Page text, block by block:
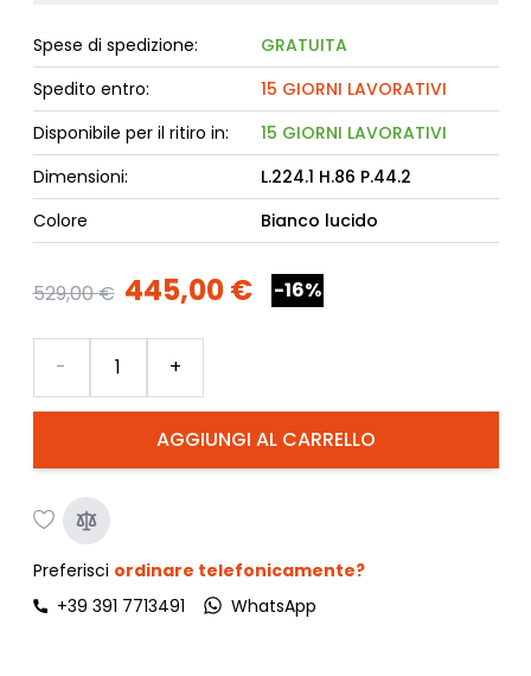
Spese di spedizione:
GRATUITA
Spedito entro:
15 GIORNI LAVORATIVI
Disponibile per il ritiro in:
15 GIORNI LAVORATIVI
Dimensioni:
L.224.1 H.86 P.44.2
Colore
Bianco lucido
529,00 € 445,00 € -16%
AGGIUNGI AL CARRELLO
- +
Preferisci ordinare telefonicamente?
+39 391 7713491
WhatsApp